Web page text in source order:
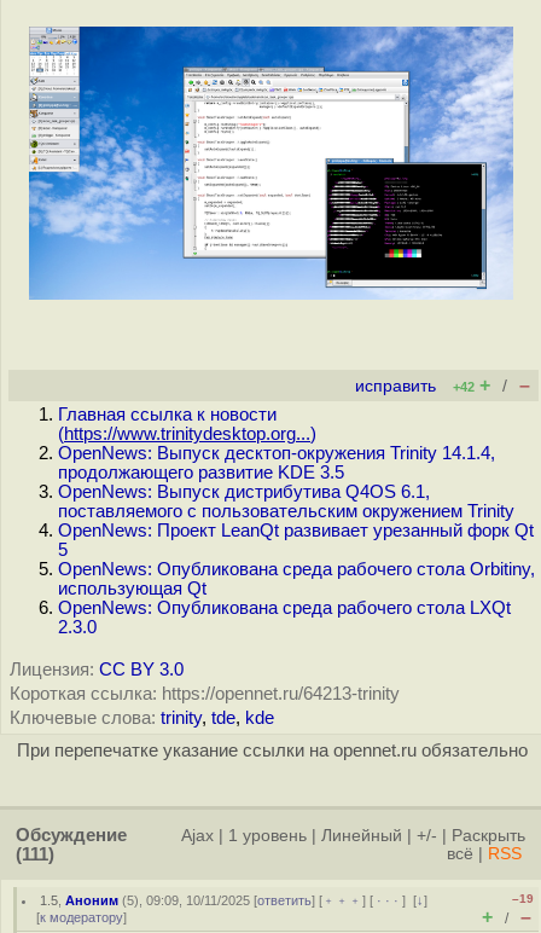
исправить +42 + / –
Главная ссылка к новости
(https://www.trinitydesktop.org...)
OpenNews: Выпуск десктоп-окружения Trinity 14.1.4,
продолжающего развитие KDE 3.5
OpenNews: Выпуск дистрибутива Q4OS 6.1,
поставляемого с пользовательским окружением Trinity
OpenNews: Проект LeanQt развивает урезанный форк Qt
5
OpenNews: Опубликована среда рабочего стола Orbitiny,
использующая Qt
OpenNews: Опубликована среда рабочего стола LXQt
2.3.0
Лицензия: CC BY 3.0
Короткая ссылка: https://opennet.ru/64213-trinity
Ключевые слова: trinity, tde, kde
При перепечатке указание ссылки на opennet.ru обязательно
Обсуждение
(111)
Ajax 1 уровень Линейный +/-
Раскрыть
всё
RSS
1.5 ,Аноним (5), 09:09, 10/11/2025 [ответить] [ ﹢﹢﹢] [ · · ·][↓]
[к модератору]
–19
+ / –